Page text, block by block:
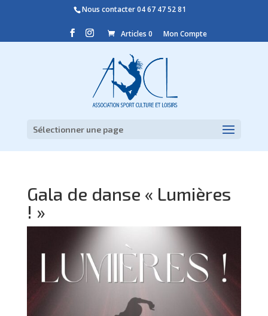
Nous contacter04 67 47 52 81
Articles 0 Mon Compte
Sélectionner une page
Gala de danse « Lumières
! »